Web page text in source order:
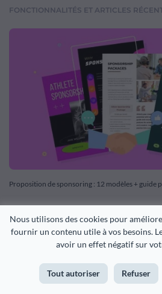
Nous utilisons des cookies pour
fournir un contenu utile à vos besoins.
avoir un effet négatif sur
Tout autoriser Refuser
FONCTIONNALITÉS ET ARTICLES
Proposition de sponsoring : 12 modèles + guide
Français